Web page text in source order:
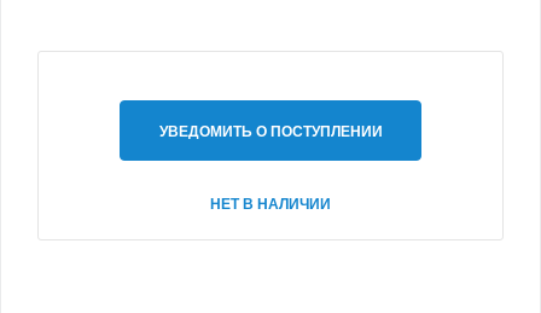
УВЕДОМИТЬ О ПОСТУПЛЕНИИ
НЕТ В НАЛИЧИИ